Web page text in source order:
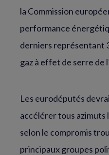
la Commission
performance
derniers représentant
gaz à effet de serre de
Les eurodéputés
accélérer tous azimuts
selon le compromis
principaux groupes